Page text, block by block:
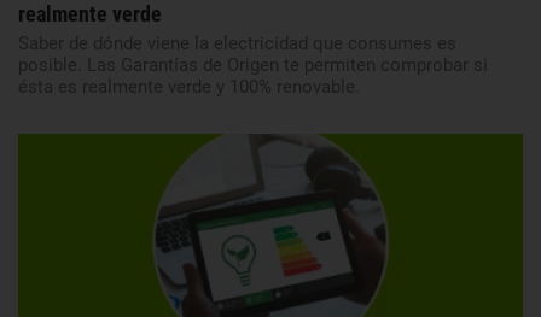
realmente verde
Saber de dónde viene la electricidad que consumes es
posible. Las Garantías de Origen te permiten comprobar si
ésta es realmente verde y 100% renovable.